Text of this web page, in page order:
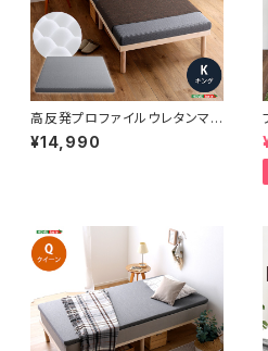
高反発プロファイルウレタンマッ
トレス【Beleza10-ベレーザ・テ
ン-】(キング) ORM-10K
¥14,990